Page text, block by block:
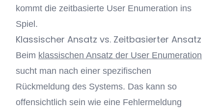
kommt die zeitbasierte User Enumeration ins
Spiel.
Klassischer Ansatz vs. Zeitbasierter Ansatz
Beim klassischen Ansatz der User Enumeration
sucht man nach einer spezifischen
Rückmeldung des Systems. Das kann so
offensichtlich sein wie eine Fehlermeldung